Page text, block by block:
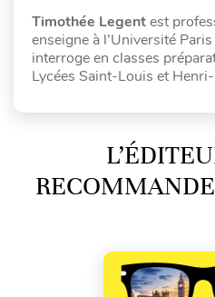
Timothée Legentest
enseigne à l’Université
interroge en classes
Lycées Saint-Louis et